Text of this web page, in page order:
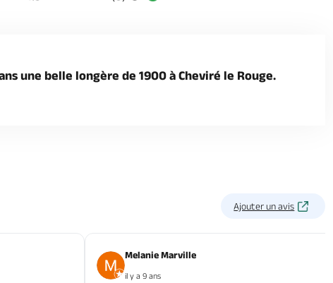
une belle longère de 1900 à Cheviré le Rouge.
Ajouter un avis
Melanie Marville
il y a 9 ans